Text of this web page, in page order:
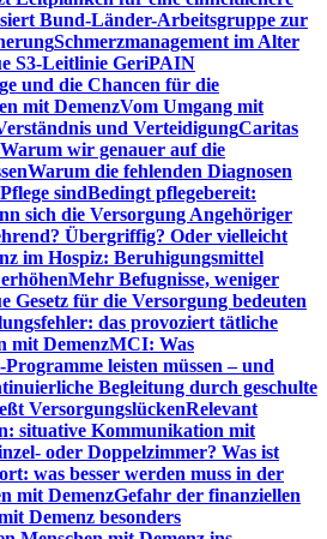
Bund-Länder-Arbeitsgruppe zur
Schmerzmanagement im Alter
S3-Leitlinie GeriPAIN
und die Chancen für die
mit DemenzVom Umgang mit
und VerteidigungCaritas
wir genauer auf die
Warum die fehlenden Diagnosen
sindBedingt pflegebereit:
sich die Versorgung Angehöriger
Übergriffig? Oder vielleicht
im Hospiz: Beruhigungsmittel
Mehr Befugnisse, weniger
Gesetz für die Versorgung bedeuten
das provoziert tätliche
mit DemenzMCI: Was
leisten müssen – und
Begleitung durch geschulte
VersorgungslückenRelevant
situative Kommunikation mit
oder Doppelzimmer? Was ist
was besser werden muss in der
mit DemenzGefahr der finanziellen
Demenz besonders